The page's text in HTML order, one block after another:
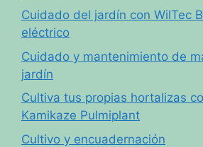
Cuidado del jardín con WilTec
eléctrico
Cuidado y mantenimiento de
jardín
Cultiva tus propias hortalizas
Kamikaze Pulmiplant
Cultivo y encuadernación